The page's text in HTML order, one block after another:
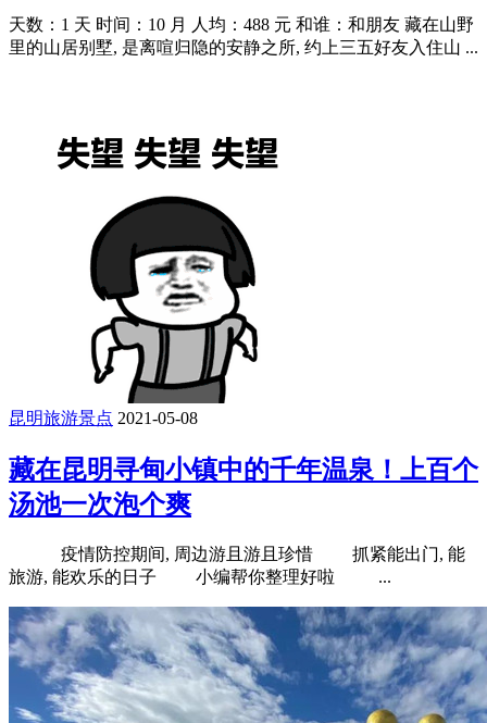
天数：1 天 时间：10 月 人均：488 元 和谁：和朋友 藏在山野
里的山居别墅, 是离喧归隐的安静之所, 约上三五好友入住山 ...
昆明旅游景点 2021-05-08
藏在昆明寻甸小镇中的千年温泉！上百个
汤池一次泡个爽
疫情防控期间, 周边游且游且珍惜 抓紧能出门, 能
旅游, 能欢乐的日子 小编帮你整理好啦 ...